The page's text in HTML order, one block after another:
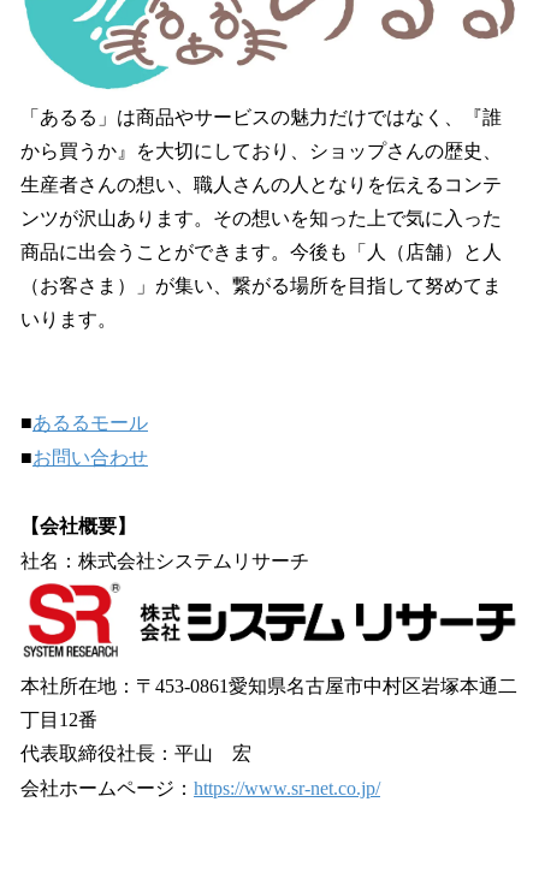
「あるる」は商品やサービスの魅力だけではなく、『誰
から買うか』を大切にしており、ショップさんの歴史、
生産者さんの想い、職人さんの人となりを伝えるコンテ
ンツが沢山あります。その想いを知った上で気に入った
商品に出会うことができます。今後も「人（店舗）と人
（お客さま）」が集い、繋がる場所を目指して努めてま
いります。
■あるるモール
■お問い合わせ
【会社概要】
社名：株式会社システムリサーチ
本社所在地：〒453-0861愛知県名古屋市中村区岩塚本通二
丁目12番
代表取締役社長：平山 宏
会社ホームページ： https://www.sr-net.co.jp/